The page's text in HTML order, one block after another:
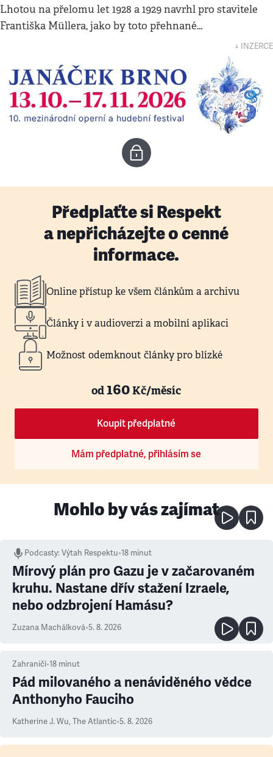
Lhotou na přelomu let 1928 a 1929 navrhl pro stavitele
Františka Müllera, jako by toto přehnané…
↓ INZERCE
Předplaťte si Respekt
a nepřicházejte o cenné
informace.
Online přístup ke všem článkům a archivu
Články i v audioverzi a mobilní aplikaci
Možnost odemknout články pro blízké
od160Kč/měsíc
Koupit předplatné
Mám předplatné, přihlásím se
Mohlo by vás zajímat
Podcasty:Výtah Respektu•18 minut
Mírový plán pro Gazu je v začarovaném
kruhu. Nastane dřív stažení Izraele,
nebo odzbrojení Hamásu?
Zuzana Machálková•5. 8. 2026
Zahraničí•18 minut
Pád milovaného a nenáviděného vědce
Anthonyho Fauciho
Katherine J. Wu, The Atlantic•5. 8. 2026